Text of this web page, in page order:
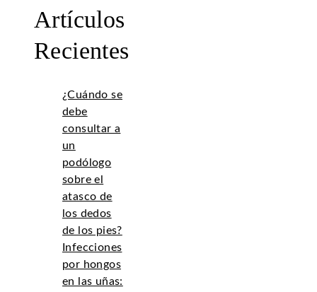
Artículos
Recientes
¿Cuándo se
debe
consultar a
un
podólogo
sobre el
atasco de
los dedos
de los pies?
Infecciones
por hongos
en las uñas: